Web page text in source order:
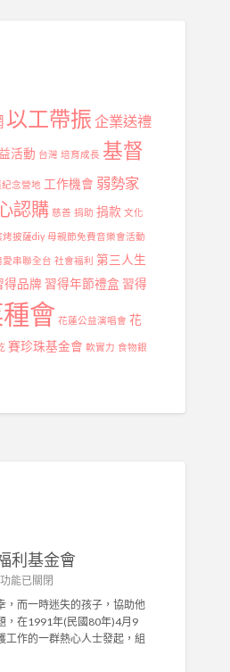
以工帶振 企業送禮
活動 台灣 培育成長 基督
念營地 工作機會 弱勢家
認購 慈善 捐助 捐款 文化
烤披薩diy 母親節免費音樂會活動
愛串聯全台 社會福利 第三人生
得品牌 習得年節禮盒 習得
會 花蓮公益演唱會 花
賽珍珠基金會 軟實力 食物銀
利基金會
能已關閉
，而一時迷失的孩子，協助他
，在1991年(民國80年)4月9
工作的一群熱心人士發起，組